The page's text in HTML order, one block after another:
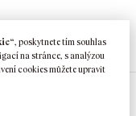
, poskytnete tím souhlas
na stránce, s analýzou
cookies můžete upravit
01 Kutná Hora ·